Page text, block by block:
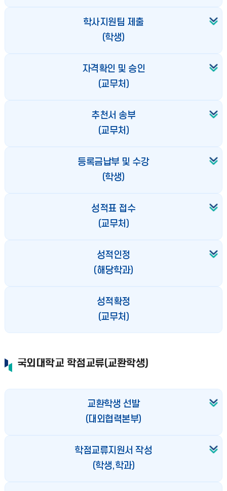
학사지원팀 제출
(학생)
자격확인 및 승인
(교무처)
추천서 송부
(교무처)
등록금납부 및 수강
(학생)
성적표 접수
(교무처)
성적인정
(해당학과)
성적확정
(교무처)
국외대학교 학점교류(교환학생)
교환학생 선발
(대외협력본부)
학점교류지원서 작성
(학생,학과)